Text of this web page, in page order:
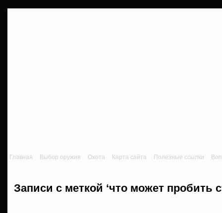
Главная Выбор оружия Охота Карта сайта Полезные ссылки
Записи с меткой ‘что может пробить